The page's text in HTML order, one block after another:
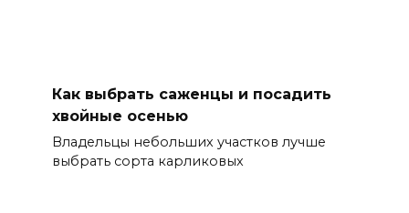
Как выбрать саженцы и посадить
хвойные осенью
Владельцы небольших участков лучше
выбрать сорта карликовых